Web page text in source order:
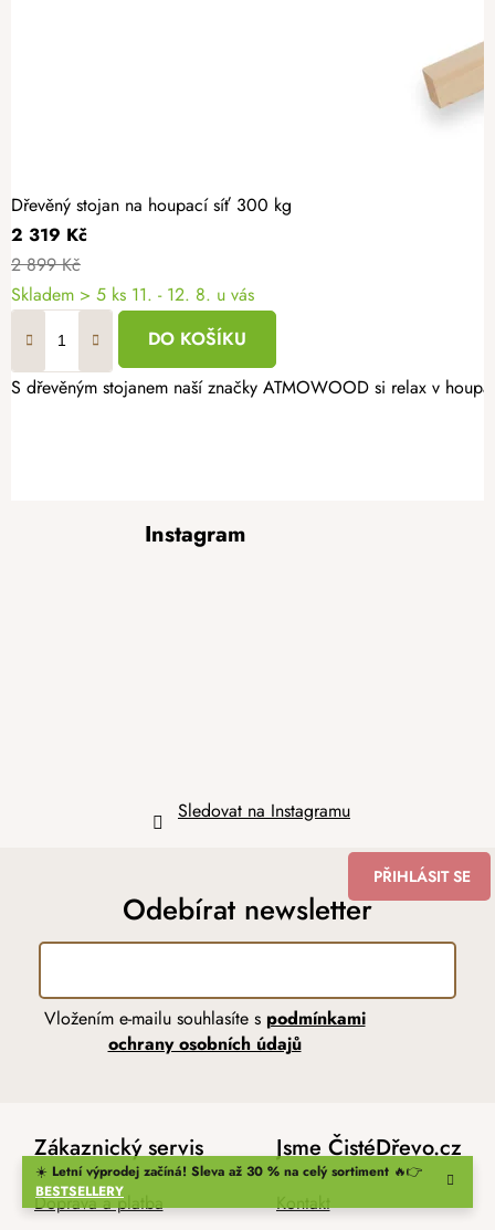
☀️ Letní výprodej začíná! Sleva až 30 % na celý sortiment 🔥👉
BESTSELLERY
Dřevěný stojan na houpací síť 300 kg
2 319 Kč
2 899 Kč
Skladem > 5 ks 11. - 12. 8. u vás
DO KOŠÍKU
S dřevěným stojanem naší značky ATMOWOOD si relax v
Instagram
Sledovat na Instagramu
Odebírat newsletter
Vložením e-mailu souhlasíte s podmínkami
ochrany osobních údajů
PŘIHLÁSIT SE
Zákaznický servis
Doprava a platba
Jsme ČistéDřevo.cz
Kontakt